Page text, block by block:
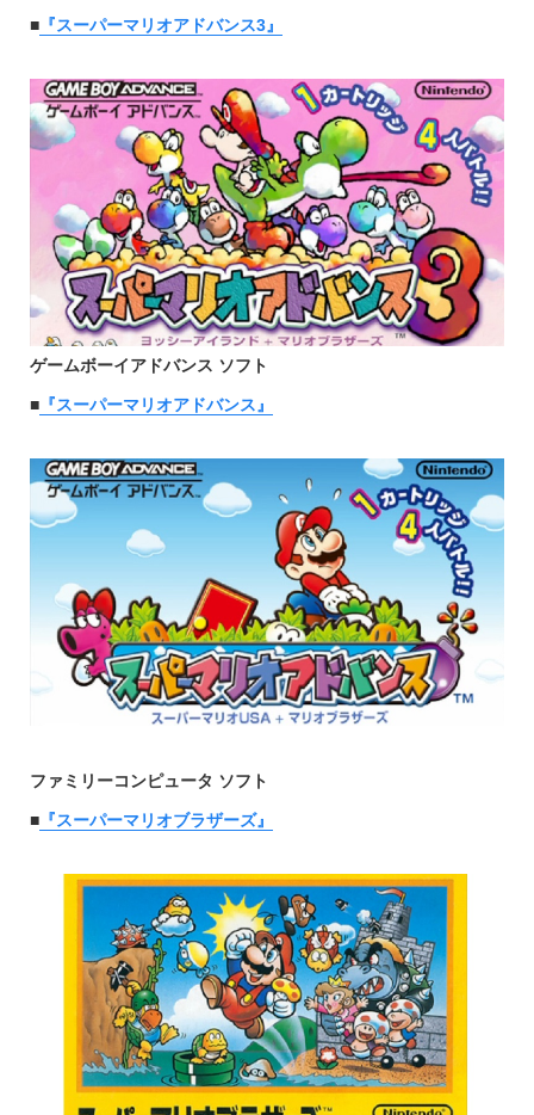
■『スーパーマリオアドバンス3』
ゲームボーイアドバンス ソフト
■『スーパーマリオアドバンス』
ファミリーコンピュータ ソフト
■『スーパーマリオブラザーズ』